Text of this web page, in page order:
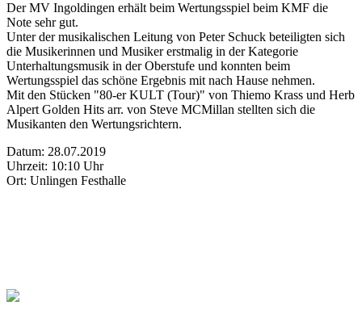
Der MV Ingoldingen erhält beim Wertungsspiel beim KMF die
Note sehr gut.
Unter der musikalischen Leitung von Peter Schuck beteiligten sich
die Musikerinnen und Musiker erstmalig in der Kategorie
Unterhaltungsmusik in der Oberstufe und konnten beim
Wertungsspiel das schöne Ergebnis mit nach Hause nehmen.
Mit den Stücken "80-er KULT (Tour)" von Thiemo Krass und Herb
Alpert Golden Hits arr. von Steve MCMillan stellten sich die
Musikanten den Wertungsrichtern.
Datum: 28.07.2019
Uhrzeit: 10:10 Uhr
Ort: Unlingen Festhalle